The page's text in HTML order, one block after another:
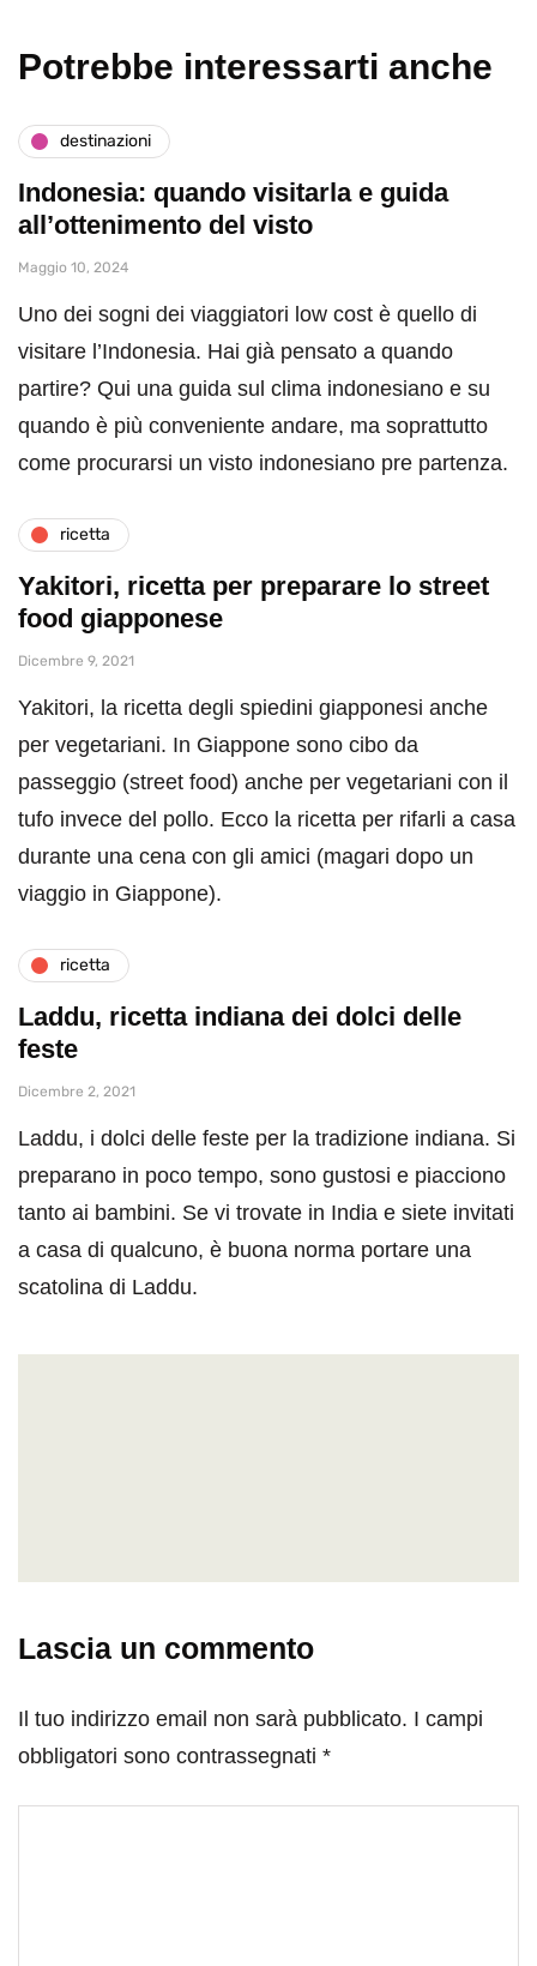
Potrebbe interessarti anche
destinazioni
Indonesia: quando visitarla e guida
all’ottenimento del visto
Maggio 10, 2024
Uno dei sogni dei viaggiatori low cost è quello di
visitare l’Indonesia. Hai già pensato a quando
partire? Qui una guida sul clima indonesiano e su
quando è più conveniente andare, ma soprattutto
come procurarsi un visto indonesiano pre partenza.
ricetta
Yakitori, ricetta per preparare lo street
food giapponese
Dicembre 9, 2021
Yakitori, la ricetta degli spiedini giapponesi anche
per vegetariani. In Giappone sono cibo da
passeggio (street food) anche per vegetariani con il
tufo invece del pollo. Ecco la ricetta per rifarli a casa
durante una cena con gli amici (magari dopo un
viaggio in Giappone).
ricetta
Laddu, ricetta indiana dei dolci delle
feste
Dicembre 2, 2021
Laddu, i dolci delle feste per la tradizione indiana. Si
preparano in poco tempo, sono gustosi e piacciono
tanto ai bambini. Se vi trovate in India e siete invitati
a casa di qualcuno, è buona norma portare una
scatolina di Laddu.
Lascia un commento
Il tuo indirizzo email non sarà pubblicato. I campi
obbligatori sono contrassegnati *